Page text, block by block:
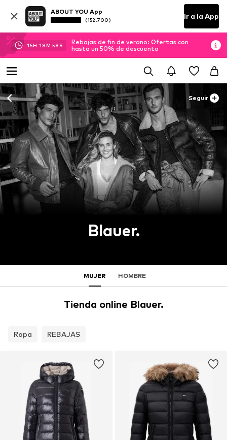
ABOUT YOU App
(152.700) Ir a la App
15H 18M 57 S
Rebajas de fin de verano: Ofertas con
hasta un 50% de descuento
Seguir
Blauer.
MUJER HOMBRE
Tienda online Blauer.
Ropa REBAJAS